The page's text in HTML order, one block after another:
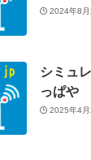
2024年8月
シミュ
っぱや
2025年4月